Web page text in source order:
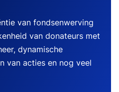
van fondsenwerving
van donateurs met
dynamische
van acties en nog veel